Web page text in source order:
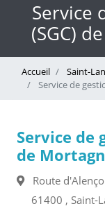
Service
(SGC)
Accueil
Saint-
Service de
Service de
de
Route
61400 , Saint-